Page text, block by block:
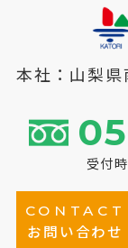
本社：山梨
受付
CONTACT
お問い合わせ